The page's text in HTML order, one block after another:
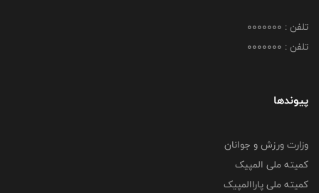
تلفن : 0000000
تلفن : 0000000
پیوندها
وزارت ورزش و جوانان
کمیته ملی المپیک
کمیته ملی پاراالمپیک